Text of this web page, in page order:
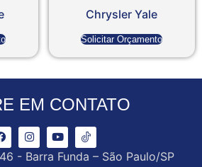
Chrysler Yale
Solicitar Orçamento
EM CONTATO
- Barra Funda – São Paulo/SP